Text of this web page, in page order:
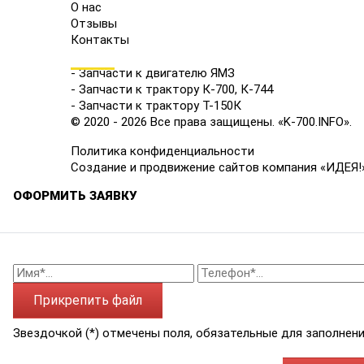
О нас
Отзывы
Контакты
- Запчасти к двигателю ЯМЗ
- Запчасти к трактору К-700, К-744
- Запчасти к трактору Т-150К
© 2020 - 2026 Все права защищены. «K-700.INFO».
Политика конфиденциальности
Создание и продвижение сайтов компания
ОФОРМИТЬ ЗАЯВКУ
Прикрепить файл
Звездочкой (*) отмечены поля, обязательные для